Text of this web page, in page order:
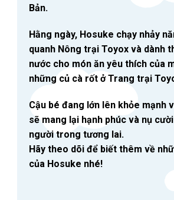
Bản.
Hằng ngày, Hosuke chạy nhảy
quanh Nông trại Toyox và dành
nước cho món ăn yêu thích của
những củ cà rốt ở Trang trại
Cậu bé đang lớn lên khỏe mạnh
sẽ mang lại hạnh phúc và nụ
người trong tương lai.
Hãy theo dõi để biết thêm về
của Hosuke nhé!